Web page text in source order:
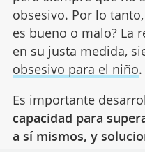
obsesivo. Por lo
es bueno o malo? La
en su justa medida,
obsesivo para el niño.
Es importante
capacidad para
a sí mismos, y